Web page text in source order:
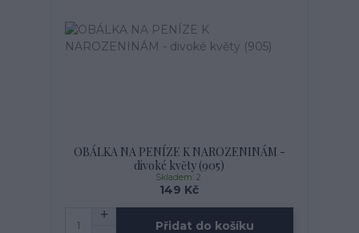
OBÁLKA NA PENÍZE K NAROZENINÁM -
divoké květy (905)
149 Kč
Skladem: 2
Přidat do košíku